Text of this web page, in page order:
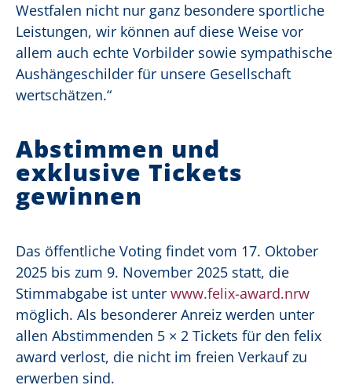
Westfalen nicht nur ganz besondere sportliche
Leistungen, wir können auf diese Weise vor
allem auch echte Vorbilder sowie sympathische
Aushängeschilder für unsere Gesellschaft
wertschätzen.“
Abstimmen und
exklusive Tickets
gewinnen
Das öffentliche Voting findet vom 17. Oktober
2025 bis zum 9. November 2025 statt, die
Stimmabgabe ist unter www.felix-award.nrw
möglich. Als besonderer Anreiz werden unter
allen Abstimmenden 5 × 2 Tickets für den felix
award verlost, die nicht im freien Verkauf zu
erwerben sind.